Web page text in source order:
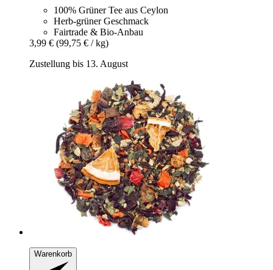
100% Grüner Tee aus Ceylon
Herb-grüner Geschmack
Fairtrade & Bio-Anbau
3,99 € (99,75 € / kg)
Zustellung bis 13. August
Warenkorb